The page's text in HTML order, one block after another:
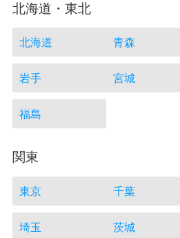
北海道・東北
北海道 青森
岩手 宮城
福島
関東
東京 千葉
埼玉 茨城